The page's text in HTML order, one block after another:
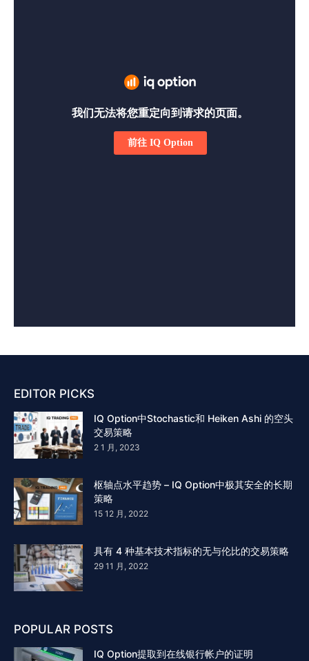
EDITOR PICKS
IQ Option中Stochastic和 Heiken Ashi 的空头
交易策略
2 1 月, 2023
枢轴点水平趋势 – IQ Option中极其安全的长期
策略
15 12 月, 2022
具有 4 种基本技术指标的无与伦比的交易策略
29 11 月, 2022
POPULAR POSTS
IQ Option提取到在线银行帐户的证明